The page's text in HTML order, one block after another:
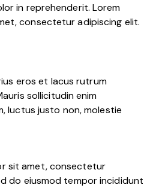
in reprehenderit. Lorem
consectetur adipiscing elit.
eros et lacus rutrum
sollicitudin enim
luctus justo non, molestie
sit amet, consectetur
do eiusmod tempor incididunt